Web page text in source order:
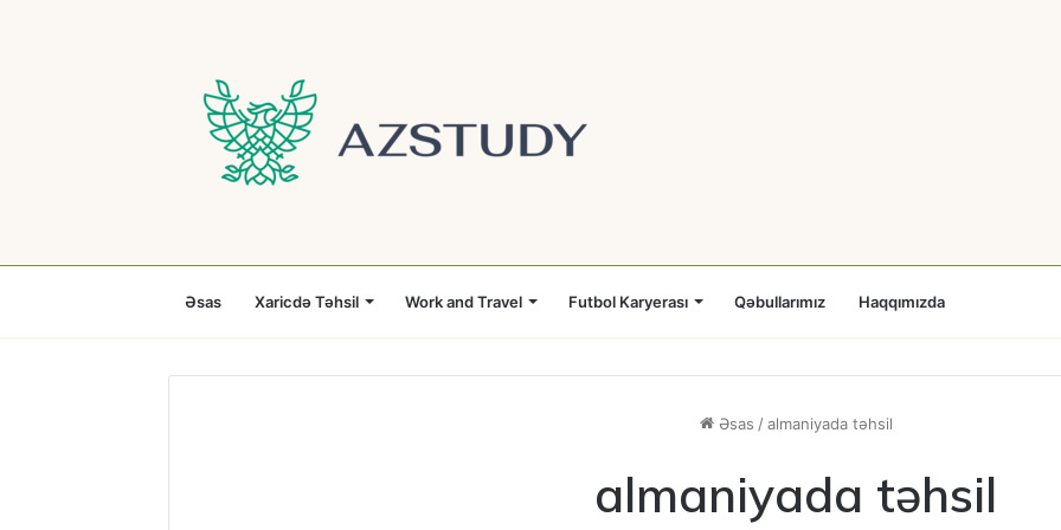
Əsas Xaricdə Təhsil Work and Travel Futbol Karyerası Qəbullarımız Haqqımızda
Əsas / almaniyada təhsil
almaniyada təhsil